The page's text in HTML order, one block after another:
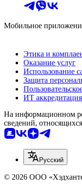
Мобильное
Этика и
Оказание услуг
Использование
Защита
ИТ аккредитация
На информационном
сведений,
Русский
© 2026 ООО